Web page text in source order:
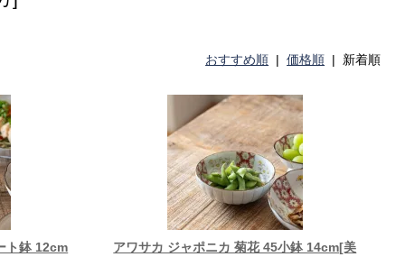
おすすめ順 |価格順 | 新着順
ト鉢 12cm
アワサカ ジャポニカ 菊花 45小鉢 14cm[美